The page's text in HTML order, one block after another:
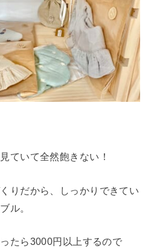
ていて全然飽きない！
りだから、しっかりできてい
ル。
たら3000円以上するので